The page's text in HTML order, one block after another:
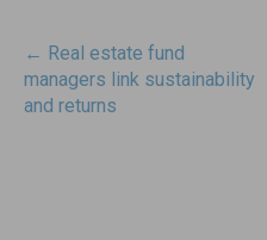
Post
navigatie
← Real estate fund
managers link sustainability
and returns